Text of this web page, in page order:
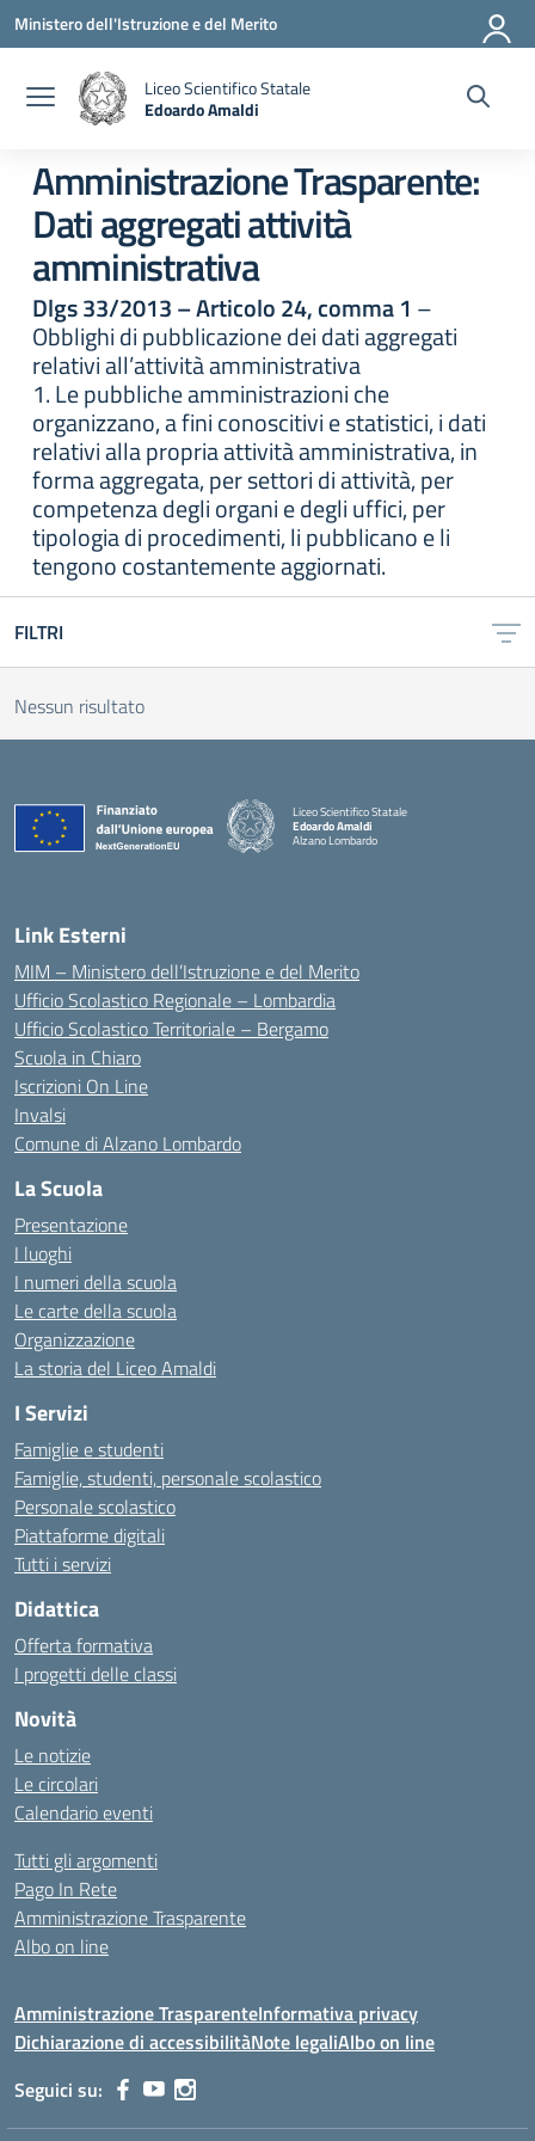
Vai ai contenuti
Vai al menu di navigazione
Vai al footer
Ministero dell'Istruzione e del Merito
Liceo Scientifico Statale
Edoardo Amaldi
Amministrazione Trasparente:
Dati aggregati attività
amministrativa
Dlgs 33/2013 – Articolo 24, comma 1 –
Obblighi di pubblicazione dei dati aggregati
relativi all’attività amministrativa
1. Le pubbliche amministrazioni che
organizzano, a fini conoscitivi e statistici, i dati
relativi alla propria attività amministrativa, in
forma aggregata, per settori di attività, per
competenza degli organi e degli uffici, per
tipologia di procedimenti, li pubblicano e li
tengono costantemente aggiornati.
FILTRI
Nessun risultato
Liceo Scientifico Statale
Edoardo Amaldi
Alzano Lombardo
Link Esterni
MIM – Ministero dell’Istruzione e del Merito
Ufficio Scolastico Regionale – Lombardia
Ufficio Scolastico Territoriale – Bergamo
Scuola in Chiaro
Iscrizioni On Line
Invalsi
Comune di Alzano Lombardo
La Scuola
Presentazione
I luoghi
I numeri della scuola
Le carte della scuola
Organizzazione
La storia del Liceo Amaldi
I Servizi
Famiglie e studenti
Famiglie, studenti, personale scolastico
Personale scolastico
Piattaforme digitali
Tutti i servizi
Didattica
Offerta formativa
I progetti delle classi
Novità
Le notizie
Le circolari
Calendario eventi
Tutti gli argomenti
Pago In Rete
Amministrazione Trasparente
Albo on line
Amministrazione TrasparenteInformativa privacy
Dichiarazione di accessibilitàNote legaliAlbo on line
Seguici su: